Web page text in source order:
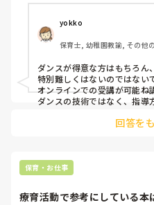
yokko
保育士, 幼稚園教諭, その他
ダンスが得意な方はもちろん
特別難しくはないのではない
オンラインでの受講が可能ね
ダンスの技術ではなく、指導
回答を
保育・お仕事
療育活動で参考にしている本